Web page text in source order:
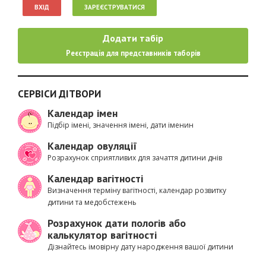
ВХІД ЗАРЕЄСТРУВАТИСЯ
Додати табір
Реєстрація для представників таборів
СЕРВІСИ ДІТВОРИ
Календар імен
Підбір імені, значення імені, дати іменин
Календар овуляції
Розрахунок сприятливих для зачаття дитини днів
Календар вагітності
Визначення терміну вагітності, календар розвитку
дитини та медобстежень
Розрахунок дати пологів або
калькулятор вагітності
Дізнайтесь імовірну дату народження вашої дитини